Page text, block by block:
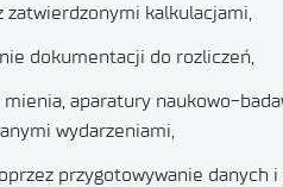
zatwierdzonymi kalkulacjami,
dokumentacji do rozliczeń,
aparatury naukowo-
wydarzeniami,
przygotowywanie danych